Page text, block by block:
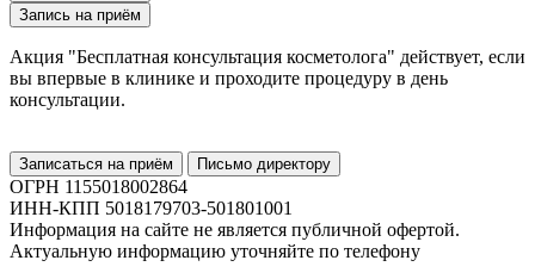
Запись на приём
Акция "Бесплатная консультация косметолога" действует, если
вы впервые в клинике и проходите процедуру в день
консультации.
Записаться на приём Письмо директору
ОГРН 1155018002864
ИНН-КПП 5018179703-501801001
Информация на сайте не является публичной офертой.
Актуальную информацию уточняйте по телефону